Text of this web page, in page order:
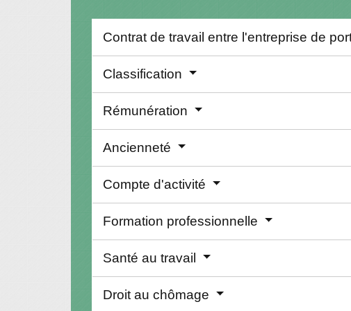
Contrat de travail entre l'entreprise de
Classification
Rémunération
Ancienneté
Compte d'activité
Formation professionnelle
Santé au travail
Droit au chômage